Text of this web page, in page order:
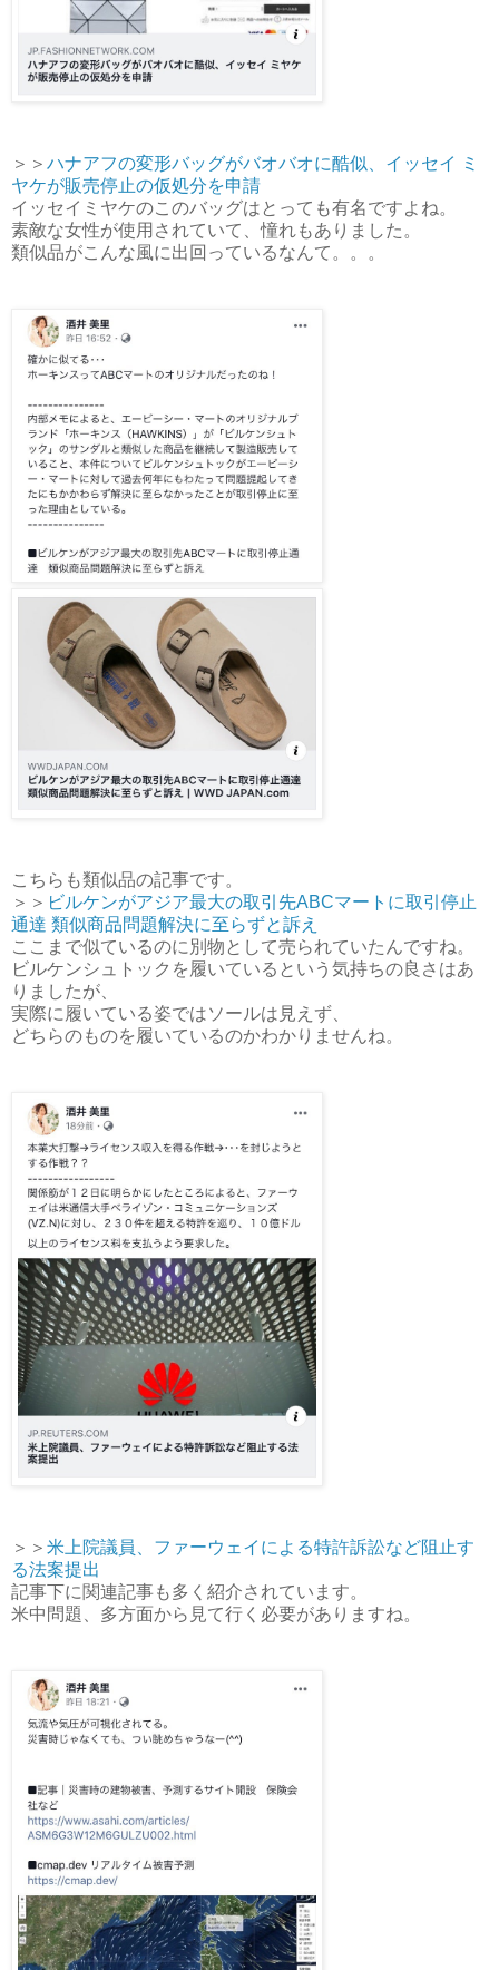
＞＞ ハナアフの変形バッグがバオバオに酷似、イッセイ ミ
ヤケが販売停止の仮処分を申請
イッセイミヤケのこのバッグはとっても有名ですよね。
素敵な女性が使用されていて、憧れもありました。
類似品がこんな風に出回っているなんて。。。
こちらも類似品の記事です。
＞＞ ビルケンがアジア最大の取引先ABCマートに取引停止
通達 類似商品問題解決に至らずと訴え
ここまで似ているのに別物として売られていたんですね。
ビルケンシュトックを履いているという気持ちの良さはあ
りましたが、
実際に履いている姿ではソールは見えず、
どちらのものを履いているのかわかりませんね。
＞＞ 米上院議員、ファーウェイによる特許訴訟など阻止す
る法案提出
記事下に関連記事も多く紹介されています。
米中問題、多方面から見て行く必要がありますね。